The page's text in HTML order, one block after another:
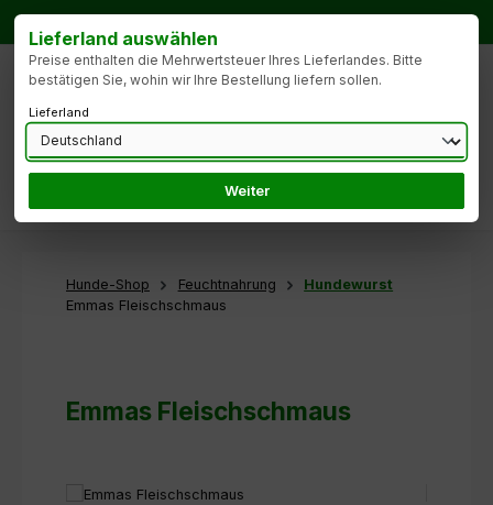
Zum Hauptinhalt springen
Hunde-Shop Feuchtnahrung
Hundewurst
Emmas Fleischschmaus
Emmas Fleischschmaus
Bildergalerie überspringen
Lieferland auswählen
Preise enthalten die Mehrwertsteuer Ihres Lieferlandes. Bitte
bestätigen Sie, wohin wir Ihre Bestellung liefern sollen.
Lieferland
Weiter